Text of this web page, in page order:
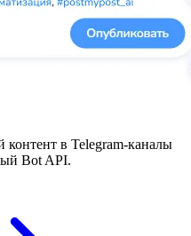
в Telegram-каналы
Bot API.